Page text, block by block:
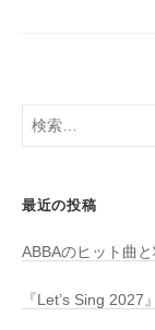
検
索:
最近の投稿
ABBAのヒット曲
『Let’s Sing